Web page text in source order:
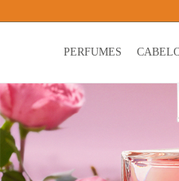
PERFUMES